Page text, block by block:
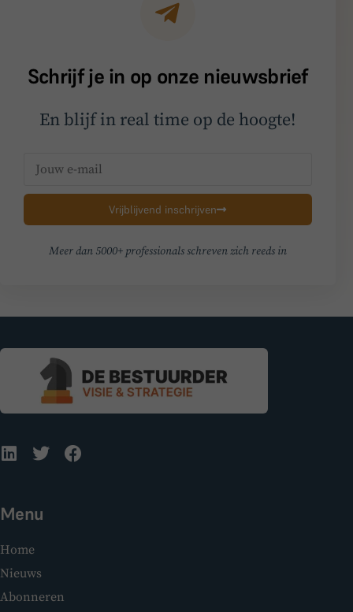
Schrijf je in op onze nieuwsbrief
En blijf in real time op de hoogte!
Vrijblijvend inschrijven
Meer dan 5000+ professionals schreven zich reeds in
Menu
Home
Nieuws
Abonneren